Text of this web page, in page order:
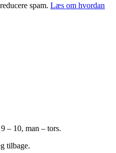
spam. Læs om hvordan
– 10, man – tors.
tilbage.